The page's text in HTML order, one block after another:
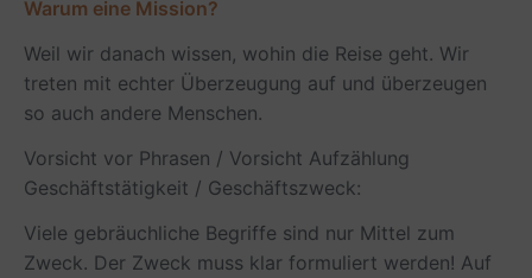
Warum eine Mission?
Weil wir danach wissen, wohin die Reise geht. Wir
treten mit echter Überzeugung auf und überzeugen
so auch andere Menschen.
Vorsicht vor Phrasen / Vorsicht Aufzählung
Geschäftstätigkeit / Geschäftszweck:
Viele gebräuchliche Begriffe sind nur Mittel zum
Zweck. Der Zweck muss klar formuliert werden! Auf